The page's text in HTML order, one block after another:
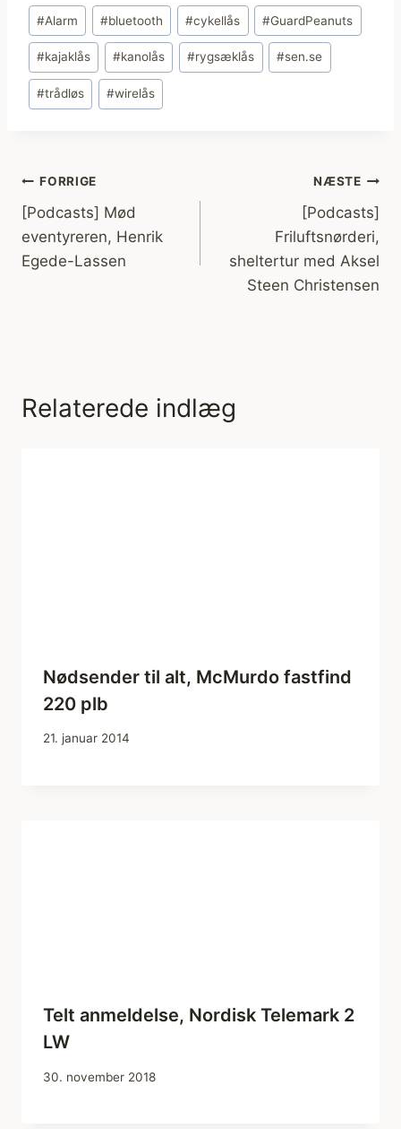
Indlæg-
tags:
#Alarm #bluetooth #cykellås #GuardPeanuts
#kajaklås #kanolås #rygsæklås #sen.se
#trådløs #wirelås
Indlægsnavigation
FORRIGE
[Podcasts] Mød
eventyreren, Henrik
Egede-Lassen
NÆSTE
[Podcasts]
Friluftsnørderi,
sheltertur med Aksel
Steen Christensen
Relaterede indlæg
Nødsender til alt, McMurdo fastfind
220 plb
21. januar 2014
Telt anmeldelse, Nordisk Telemark 2
LW
30. november 2018